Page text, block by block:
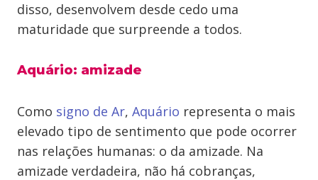
disso, desenvolvem desde cedo uma
maturidade que surpreende a todos.
Aquário: amizade
Como signo de Ar, Aquário representa o mais
elevado tipo de sentimento que pode ocorrer
nas relações humanas: o da amizade. Na
amizade verdadeira, não há cobranças,